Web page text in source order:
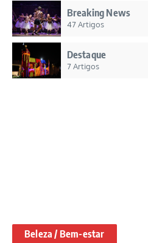
Breaking News
47 Artigos
Destaque
7 Artigos
Beleza / Bem-estar